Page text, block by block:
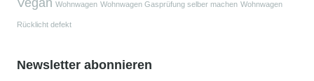
Vegan Wohnwagen Wohnwagen Gasprüfung selber machen Wohnwagen
Rücklicht defekt
Newsletter abonnieren